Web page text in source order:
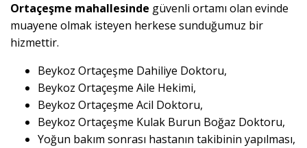
Ortaçeşme mahallesinde güvenli ortamı olan evinde
muayene olmak isteyen herkese sunduğumuz bir
hizmettir.
Beykoz Ortaçeşme Dahiliye Doktoru,
Beykoz Ortaçeşme Aile Hekimi,
Beykoz Ortaçeşme Acil Doktoru,
Beykoz Ortaçeşme Kulak Burun Boğaz Doktoru,
Yoğun bakım sonrası hastanın takibinin yapılması,